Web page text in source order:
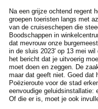
Na een grijze ochtend regent
groepen toeristen langs met
van de cruiseschepen die
Boodschappen in
dat mevrouw onze
in de sluis 2023' op 13 mei
het bericht dat je uitvoerig
moet doen en zeggen. De
maar dat geeft niet. Goed dat
Poëzieroute voor de stad
eenvoudige geluidsinstallatie:
Of die er is, moet je ook